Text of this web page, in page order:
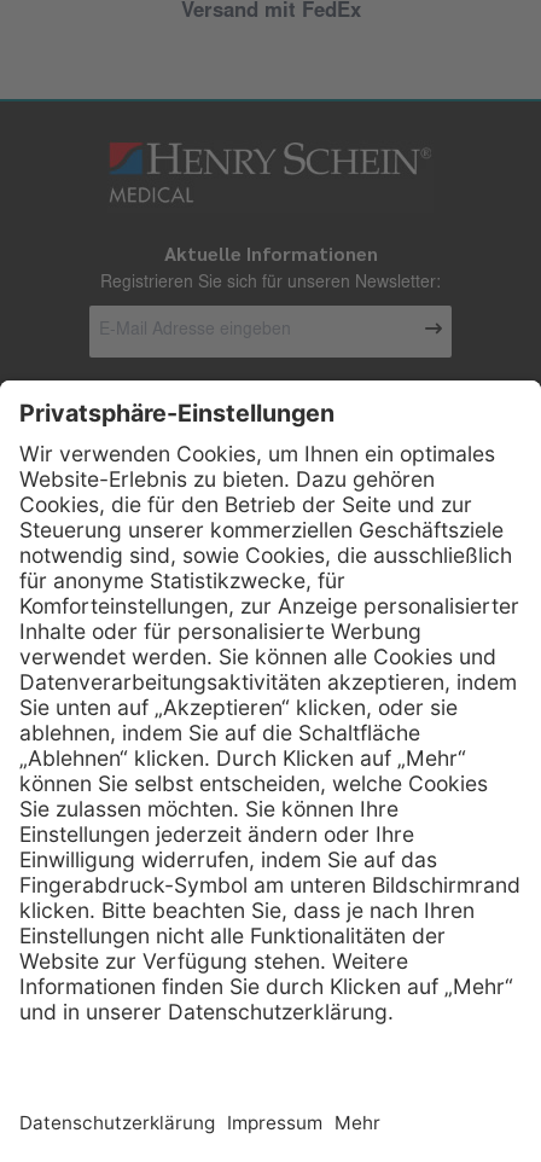
Versand mit FedEx
Aktuelle Informationen
Registrieren Sie sich für unseren Newsletter:
Kontakt
Firmensitz
Henry Schein Medical GmbH
Alt-Moabit 96 b
D-10559 Berlin
Telefon: 0800 - 888 777 6
Telefax: 0800 - 888 777 8
E-Mail: info @ henryschein-med.de
Services
Fernwartung
Vorteile
Eigenmarke
Leasing
Techn. Service
Kataloge
Hilfe
FAQs
Kontakt
Lob & Kritik
Außendienst
Retoure
E-Rechnung
Zertifikat Rechtliches